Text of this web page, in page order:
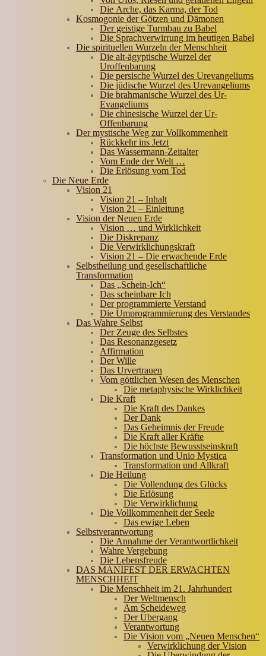
Die Arche, das Karma, der Tod
Kosmogonie der Götzen und Dämonen
Der geistige Turmbau zu Babel
Die Sprachverwirrung im heutigen Babel
Die spirituellen Wurzeln der Menschheit
Die alt-ägyptische Wurzel der
Uroffenbarung
Die persische Wurzel des Urevangeliums
Die jüdische Wurzel des Urevangeliums
Die brahmanische Wurzel des Ur-
Evangeliums
Die chinesische Wurzel der Ur-
Offenbarung
Der mystische Weg zur Vollkommenheit
Rückkehr ins Jetzt
Das Wassermann-Zeitalter
Vom Ende der Welt …
Die Erlösung vom Tod
Die Neue Erde
Vision 21
Vision 21 – Inhalt
Vision 21 – Einleitung
Vision der Neuen Erde
Vision … und Wirklichkeit
Die Diskrepanz
Die Verwirklichungskraft
Vision 21 – Die erwachende Erde
Selbstheilung und gesellschaftliche
Transformation
Das „Schein-Ich“
Das scheinbare Ich
Der programmierte Verstand
Die Umprogrammierung des Verstandes
Das Wahre Selbst
Der Zeuge des Selbstes
Das Resonanzgesetz
Affirmation
Der Wille
Das Urvertrauen
Vom göttlichen Wesen des Menschen
Die metaphysische Wirklichkeit
Die Kraft
Die Kraft des Dankes
Der Dank
Das Geheimnis der Freude
Die Kraft aller Kräfte
Die höchste Bewusstseinskraft
Transformation und Unio Mystica
Transformation und Allkraft
Die Heilung
Die Vollendung des Glücks
Die Erlösung
Die Verwirklichung
Die Vollkommenheit der Seele
Das ewige Leben
Selbstverantwortung
Die Annahme der Verantwortlichkeit
Wahre Vergebung
Die Lebensfreude
DAS MANIFEST DER ERWACHTEN
MENSCHHEIT
Die Menschheit im 21. Jahrhundert
Der Weltmensch
Am Scheideweg
Der Übergang
Verantwortung
Die Vision vom „Neuen Menschen“
Verwirklichung der Vision